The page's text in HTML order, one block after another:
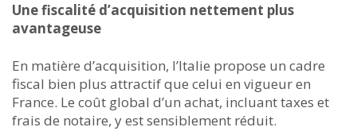
Une fiscalité d’acquisition nettement plus
avantageuse
En matière d’acquisition, l’Italie propose un cadre
fiscal bien plus attractif que celui en vigueur en
France. Le coût global d’un achat, incluant taxes et
frais de notaire, y est sensiblement réduit.